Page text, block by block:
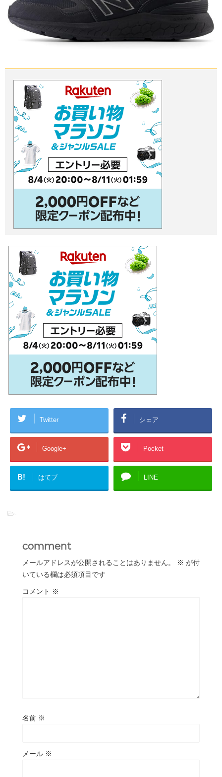
Twitter シェア
Google+ Pocket
B! はてブ LINE
-
comment
メールアドレスが公開されることはありません。 ※ が付
いている欄は必須項目です
コメント ※
名前 ※
メール ※